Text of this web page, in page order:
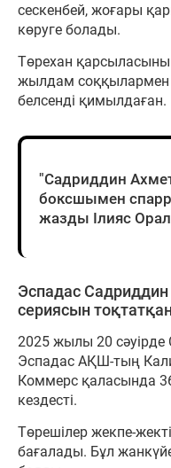
сескенбей, жоғары
көруге болады.
Төрехан
жылдам соққылармен
белсенді қимылдаған.
"Садриддин
боксшымен
жазды Ілияс
Эспадас
сериясын
2025 жылы 20
Эспадас АҚШ-тың
Коммерс қаласында
кездесті.
Төрешілер жекпе-
бағалады. Бұл